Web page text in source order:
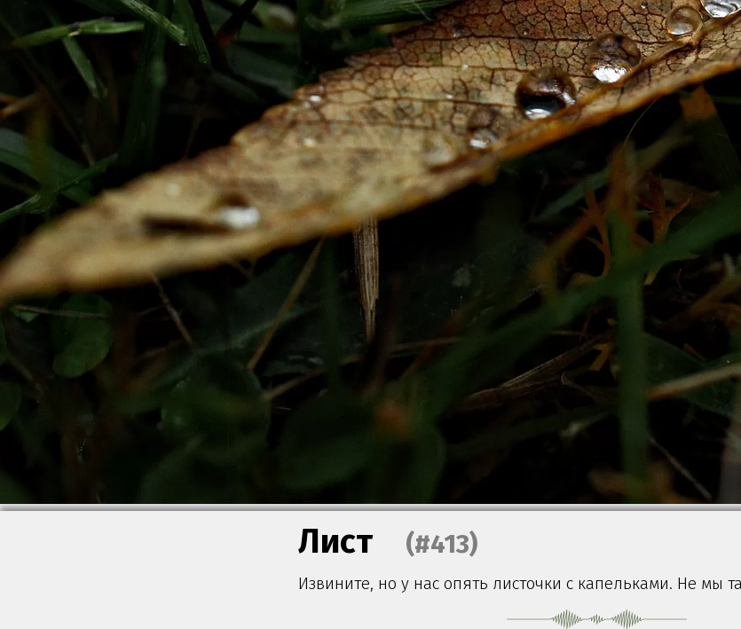
Лист (#413)
Извините, но у нас опять листочки с капельками. Не мы